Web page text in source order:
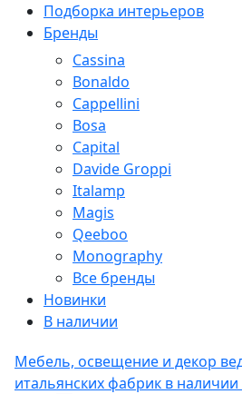
Подборка интерьеров
Бренды
Cassina
Bonaldo
Cappellini
Bosa
Capital
Davide Groppi
Italamp
Magis
Qeeboo
Monography
Все бренды
Новинки
В наличии
Мебель, освещение и декор
итальянских фабрик в